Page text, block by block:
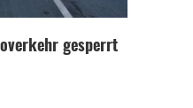
gesperrt